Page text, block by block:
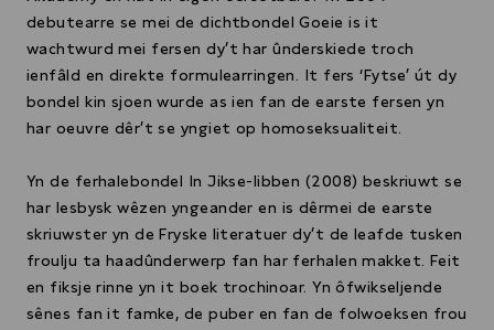
debutearre se mei de dichtbondel Goeie is it
wachtwurd mei fersen dy’t har ûnderskiede troch
ienfâld en direkte formulearringen. It fers ‘Fytse’ út dy
bondel kin sjoen wurde as ien fan de earste fersen yn
har oeuvre dêr’t se yngiet op homoseksualiteit.
Yn de ferhalebondel In Jikse-libben (2008) beskriuwt se
har lesbysk wêzen yngeander en is dêrmei de earste
skriuwster yn de Fryske literatuer dy’t de leafde tusken
froulju ta haadûnderwerp fan har ferhalen makket. Feit
en fiksje rinne yn it boek trochinoar. Yn ôfwikseljende
sênes fan it famke, de puber en fan de folwoeksen frou